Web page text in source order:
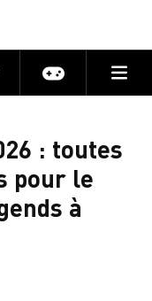
Actu jeux
: toutes
pour le
à